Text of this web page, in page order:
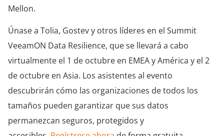
Mellon.
Únase a Tolia, Gostev y otros líderes en el Summit
VeeamON Data Resilience, que se llevará a cabo
virtualmente el 1 de octubre en EMEA y América y el 2
de octubre en Asia. Los asistentes al evento
descubrirán cómo las organizaciones de todos los
tamaños pueden garantizar que sus datos
permanezcan seguros, protegidos y